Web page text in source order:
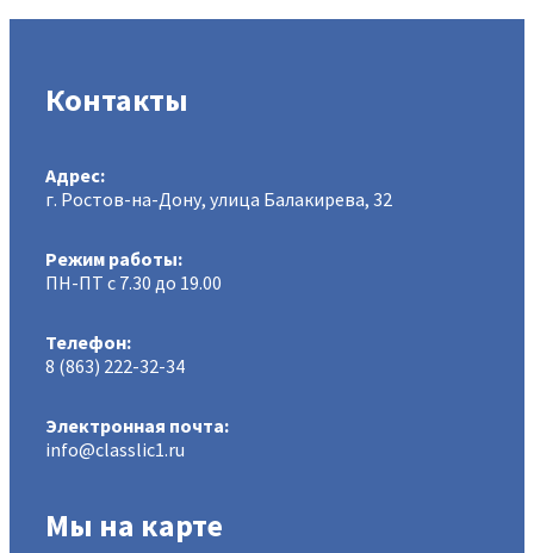
Контакты
Адрес:
г. Ростов-на-Дону, улица Балакирева, 32
Режим работы:
ПН-ПТ с 7.30 до 19.00
Телефон:
8 (863) 222-32-34
Электронная почта:
info@classlic1.ru
Мы на карте